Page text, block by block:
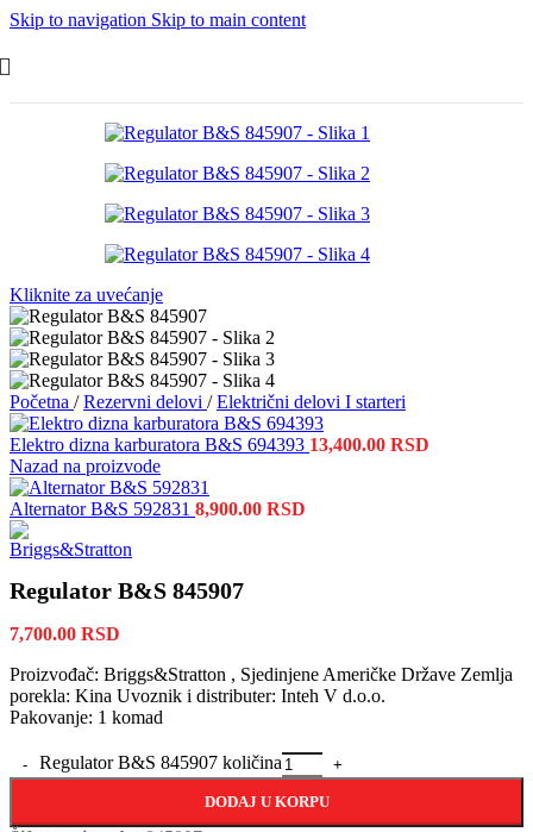
Skip to navigation Skip to main content
Kliknite za uvećanje
Početna / Rezervni delovi / Električni delovi I starteri
Elektro dizna karburatora B&S 694393 13,400.00 RSD
Nazad na proizvode
Alternator B&S 592831 8,900.00 RSD
Regulator B&S 845907
7,700.00 RSD
Proizvođač: Briggs&Stratton , Sjedinjene Američke Države Zemlja
porekla: Kina Uvoznik i distributer: Inteh V d.o.o.
Pakovanje: 1 komad
Regulator B&S 845907 količina
DODAJ U KORPU